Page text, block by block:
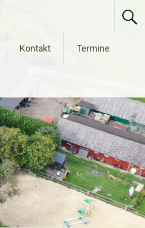
Kontakt Termine